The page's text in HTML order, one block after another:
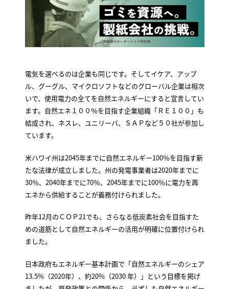
電気を選べるのは企業も同じです。そしてイケア、アップ
ル、グーグル、マイクロソフトなどのグローバル企業は相次
いで、使用電力の全てを自然エネルギーにすると宣言してい
ます。自然エネ１００％を目指す企業組織「ＲＥ１００」も
結成され、ネスレ、ユニリーバ、ＳＡＰなど５０社が参加し
ています。
米ハワイ州は2045年までに自然エネルギー100％を目指す新
たな法律が成立しました。州の発電事業者は2020年までに
30％、2040年までに70％、2045年までに100％に電力を再
エネから供給することが義務付けられました。
昨年12月のＣＯＰ21でも、さらなる低炭素社会を目指すた
めの道筋として自然エネルギーの活用が明確に位置付けられ
ました。
日本政府もエネルギー基本計画で「自然エネルギーのシェア
13.5%（2020年）、約20%（2030 年）」という目標を掲げ